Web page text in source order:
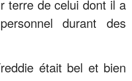
terre de celui dont il a
durant des
était bel et bien